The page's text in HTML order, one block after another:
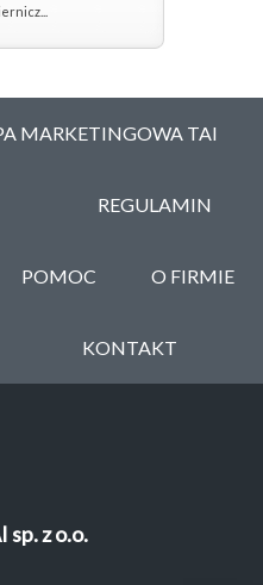
MARKETINGOWA TAI
REGULAMIN
POMOC O FIRMIE
KONTAKT
z o.o.